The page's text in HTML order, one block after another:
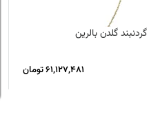
گردنبند گلدن بالرین
61,127,481 تومان